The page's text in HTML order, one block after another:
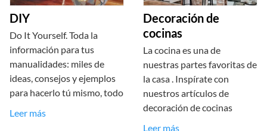
DIY
Do It Yourself. Toda la
información para tus
manualidades: miles de
ideas, consejos y ejemplos
para hacerlo tú mismo, todo
Leer más
Decoración de
cocinas
La cocina es una de
nuestras partes favoritas de
la casa . Inspírate con
nuestros artículos de
decoración de cocinas
Leer más